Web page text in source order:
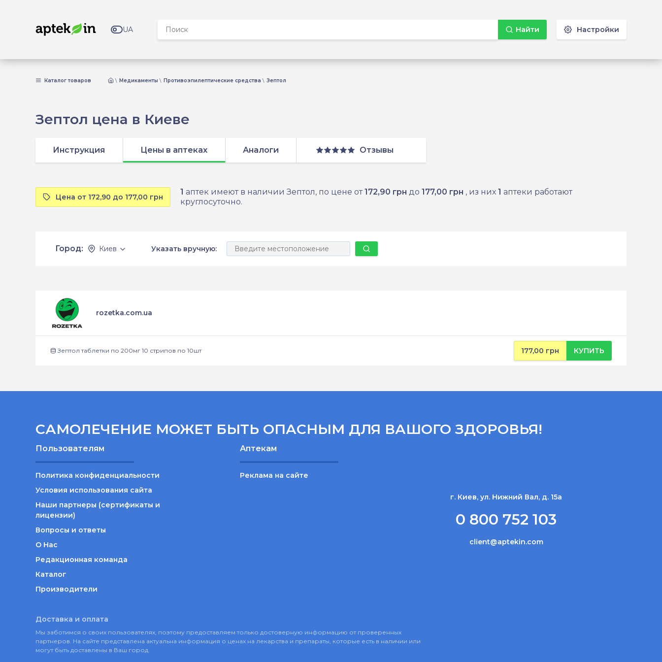
Каталог товаров Медикаменты Противоэпилептические средства Зептол
Зептол цена в Киеве
Инструкция Цены в аптеках Аналоги Отзывы
Цена от 172,90 до 177,00 грн
1 аптек имеют в наличии Зептол, по цене от172,90 грн до 177,00 грн , из них 1 аптеки работают
круглосуточно.
Город: Киев Указать вручную:
rozetka.com.ua
Зептол таблетки по 200мг 10 стрипов по 10шт 177,00 грн КУПИТЬ
UA Найти Настройки
САМОЛЕЧЕНИЕ МОЖЕТ БЫТЬ ОПАСНЫМ ДЛЯ ВАШОГО ЗДОРОВЬЯ!
Пользователям
Политика конфиденциальности
Условия использования сайта
Наши партнеры (сертификаты и
лицензии)
Вопросы и ответы
О Нас
Редакционная команда
Каталог
Производители
Аптекам
Реклама на сайте
г. Киев, ул. Нижний Вал, д. 15а
0 800 752 103
client@aptekin.com
Доставка и оплата
Мы заботимся о своих пользователях, поэтому предоставляем только достоверную информацию от проверенных
партнеров. На сайте представлена актуальна информация о ценах на лекарства и препараты, которые есть в наличии или
могут быть доставлены в Ваш город.